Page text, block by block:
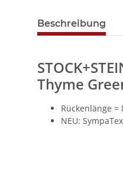
Beschreibung
Thyme
Rückenlänge =
NEU: